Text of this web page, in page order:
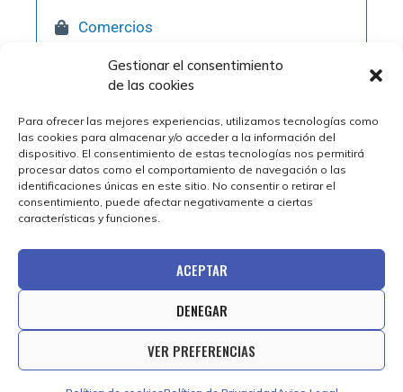
Gestionar el consentimiento
de las cookies
Para ofrecer las mejores experiencias, utilizamos tecnologías como
las cookies para almacenar y/o acceder a la información del
dispositivo. El consentimiento de estas tecnologías nos permitirá
procesar datos como el comportamiento de navegación o las
identificaciones únicas en este sitio. No consentir o retirar el
consentimiento, puede afectar negativamente a ciertas
características y funciones.
ACEPTAR
DENEGAR
VER PREFERENCIAS
Comercios
Hostelería
Qué Visitar
© 2025 Ayuntamiento de Épila | Diseño web por
Estudio Digital MC Clic.